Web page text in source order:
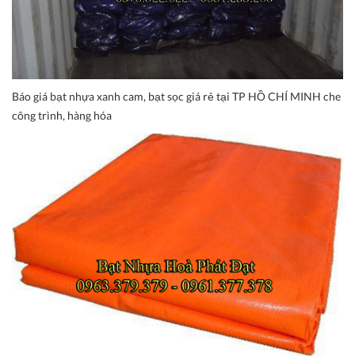
Báo giá bạt nhựa xanh cam, bạt sọc giá rẻ tại TP HỒ CHÍ MINH che
công trình, hàng hóa